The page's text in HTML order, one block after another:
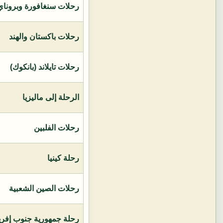
رحلات سنغافورة
رحلات باكستان والهند
رحلات تايلاند (بانكوك)
الرحلة إلى ماليزيا
رحلات الفلبين
رحلة كينيا
رحلات الصين الشعبية
رحلة جمهورية جنوب